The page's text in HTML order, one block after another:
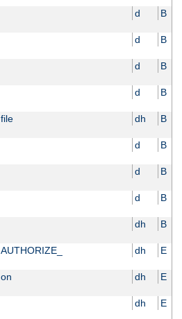
d B
d B
d B
d B
file dh B
d B
d B
d B
dh B
AUTHORIZE_ dh E
on dh E
dh E